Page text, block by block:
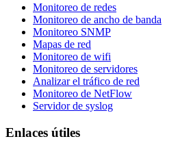
Monitoreo de redes
Monitoreo de ancho de banda
Monitoreo SNMP
Mapas de red
Monitoreo de wifi
Monitoreo de servidores
Analizar el tráfico de red
Monitoreo de NetFlow
Servidor de syslog
Enlaces útiles